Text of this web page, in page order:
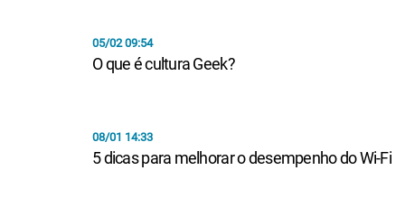
05/02 09:54
O que é cultura Geek?
08/01 14:33
5 dicas para melhorar o desempenho do Wi-Fi